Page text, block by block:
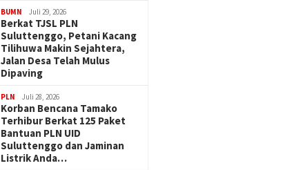
BUMN Juli 29, 2026
Berkat TJSL PLN
Suluttenggo, Petani Kacang
Tilihuwa Makin Sejahtera,
Jalan Desa Telah Mulus
Dipaving
PLN Juli 28, 2026
Korban Bencana Tamako
Terhibur Berkat 125 Paket
Bantuan PLN UID
Suluttenggo dan Jaminan
Listrik Anda…